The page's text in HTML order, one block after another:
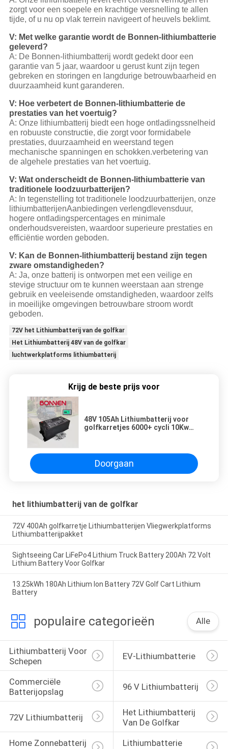
zorgt voor een soepele en krachtige versnelling te allen
tijde, of u nu op vlak terrein navigeert of heuvels beklimt.
V: Met welke garantie wordt de Bonnen-lithiumbatterie
geleverd?
A: De Bonnen-lithiumbatterij wordt gedekt door een
garantie van 5 jaar, waardoor u gerust kunt zijn tegen
gebreken en storingen en langdurige betrouwbaarheid en
duurzaamheid kunt garanderen.
V: Hoe verbetert de Bonnen-lithiumbatterie de
prestaties van het voertuig?
A: Onze lithiumbatterij biedt een hoge ontladingssnelheid
en robuuste constructie, die zorgt voor formidabele
prestaties, duurzaamheid en weerstand tegen
mechanische spanningen en schokken.verbetering van
de algehele prestaties van het voertuig.
V: Wat onderscheidt de Bonnen-lithiumbatterie van
traditionele loodzuurbatterijen?
A: In tegenstelling tot traditionele loodzuurbatterijen, onze
lithiumbatterijenAanbiedingen verlengd levensduur,
hogere ontladingspercentages en minimale
onderhoudsvereisten, waardoor superieure prestaties en
efficiëntie worden geboden.
V: Kan de Bonnen-lithiumbatterij bestand zijn tegen
zware omstandigheden?
A: Ja, onze batterij is ontworpen met een veilige en
stevige structuur om te kunnen weerstaan aan strenge
gebruik en veeleisende omstandigheden, waardoor zelfs
in moeilijke omgevingen betrouwbare stroom wordt
geboden.
72V het Lithiumbatterij van de golfkar
Het Lithiumbatterij 48V van de golfkar
luchtwerkplatforms lithiumbatterij
Krijg de beste prijs voor
48V 105Ah Lithiumbatterij voor
golfkarretjes 6000+ cycli 10Kw
Doorgaan
het lithiumbatterij van de golfkar
72V 400Ah golfkarretje Lithiumbatterijen Vliegwerkplatforms
Lithiumbatterijpakket
Sightseeing Car LiFePo4 Lithium Truck Battery 200Ah 72 Volt
Lithium Battery Voor Golfkar
13.25kWh 180Ah Lithium Ion Battery 72V Golf Cart Lithium
Battery
populaire categorieën Alle
Lithiumbatterij Voor
Schepen
EV-Lithiumbatterie
Commerciële
Batterijopslag
96 V Lithiumbatterij
72V Lithiumbatterij
Het Lithiumbatterij
Van De Golfkar
Home Zonnebatterij
Lithiumbatterie